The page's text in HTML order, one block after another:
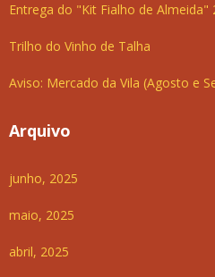
Entrega do "Kit Fialho de Almeida"
Trilho do Vinho de Talha
Aviso: Mercado da Vila (Agosto e
Arquivo
junho, 2025
maio, 2025
abril, 2025